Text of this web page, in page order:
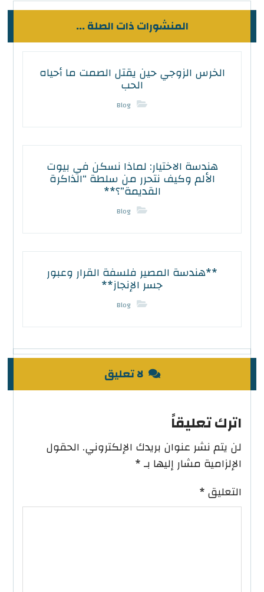
المنشورات ذات الصلة ...
الخرس الزوجي حين يقتل الصمت ما أحياه
الحب
Blog
هندسة الاختيار: لماذا نسكن في بيوت
الألم وكيف نتحرر من سلطة “الذاكرة
القديمة”؟**
Blog
**هندسة المصير فلسفة القرار وعبور
جسر الإنجاز**
Blog
لا تعليق
اترك تعليقاً
لن يتم نشر عنوان بريدك الإلكتروني. الحقول
الإلزامية مشار إليها بـ*
التعليق*